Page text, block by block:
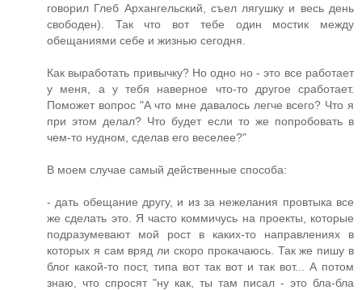
говорил Глеб Архангельский, съел лягушку и весь день
свободен). Так что вот тебе один мостик между
обещаниями себе и жизнью сегодня.
Как выработать привычку? Но одно но - это все работает
у меня, а у тебя наверное что-то другое сработает.
Поможет вопрос "А что мне давалось легче всего? Что я
при этом делал? Что будет если то же попробовать в
чем-то нудном, сделав его веселее?"
В моем случае самый действенные способа:
- дать обещание другу, и из за нежелания провтыка все
же сделать это. Я часто коммичусь на проекты, которые
подразумевают мой рост в каких-то направлениях в
которых я сам вряд ли скоро прокачаюсь. Так же пишу в
блог какой-то пост, типа вот так вот и так вот... А потом
знаю, что спросят "ну как, ты там писал - это бла-бла